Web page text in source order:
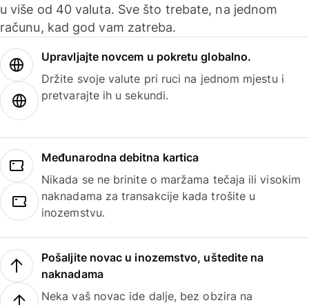
u više od 40 valuta. Sve što trebate, na jednom
računu, kad god vam zatreba.
Upravljajte novcem u pokretu globalno.
Držite svoje valute pri ruci na jednom mjestu i
pretvarajte ih u sekundi.
Međunarodna debitna kartica
Nikada se ne brinite o maržama tečaja ili visokim
naknadama za transakcije kada trošite u
inozemstvu.
Pošaljite novac u inozemstvo, uštedite na
naknadama
Neka vaš novac ide dalje, bez obzira na